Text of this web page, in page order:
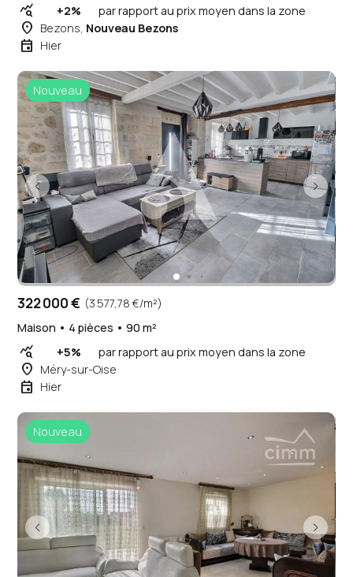
query_stats +2% par rapport au prix moyen dans la zone
place Bezons, Nouveau Bezons
event Hier
Nouveau
322 000 € (3 577,78 €/m²)
Maison • 4 pièces • 90 m²
query_stats +5% par rapport au prix moyen dans la zone
place Méry-sur-Oise
event Hier
Nouveau